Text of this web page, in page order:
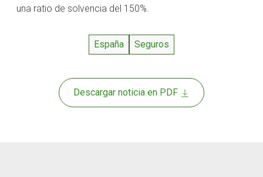
una ratio de solvencia del 150%.
España Seguros
Descargar noticia en PDF